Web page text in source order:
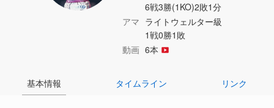
6戦3勝(1KO)2敗1分
アマ ライトウェルター級
1戦0勝1敗
動画 6本
基本情報 タイムライン リンク